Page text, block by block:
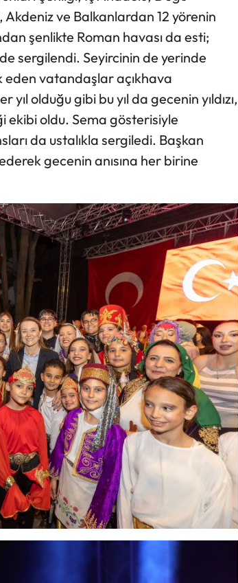
ve Balkanlardan 12 yörenin
şenlikte Roman havası da esti;
sergilendi. Seyircinin de yerinde
eden vatandaşlar açıkhava
olduğu gibi bu yıl da gecenin yıldızı,
ekibi oldu. Sema gösterisiyle
da ustalıkla sergiledi. Başkan
gecenin anısına her birine